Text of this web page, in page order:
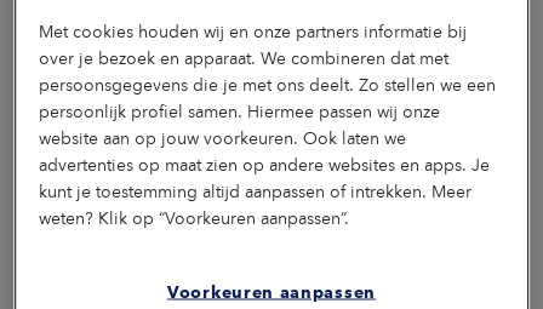
hoe wij samen kunnen werken aan een gezondere toekomst.
Nog meer inspiratie over vitaliteit in de zorg? Lees dan
het artikel over Meandergroep
: de vitaalste werkgever
van Limburg.
Maar eerst koffie: Luister nu naar de podcast
Deze blog is gebaseerd op onze podcast-aflevering:deze
afleveringgaat Anne Dolman in gesprek met Danny Stassar.
In 20 minuten bespreken ze dit onderwerp met diverse
Met cookies houden wij en onze partners informatie bij
over je bezoek en apparaat. We combineren dat met
persoonsgegevens die je met ons deelt. Zo stellen we een
persoonlijk profiel samen. Hiermee passen wij onze
website aan op jouw voorkeuren. Ook laten we
advertenties op maat zien op andere websites en apps. Je
kunt je toestemming altijd aanpassen of intrekken. Meer
weten? Klik op “Voorkeuren aanpassen”.
Voorkeuren aanpassen